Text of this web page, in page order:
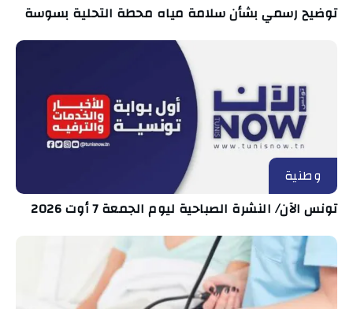
توضيح رسمي بشأن سلامة مياه محطة التحلية بسوسة
وطنية
تونس الآن/ النشرة الصباحية ليوم الجمعة 7 أوت 2026